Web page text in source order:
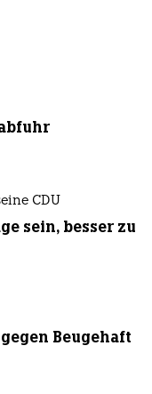
CDU
sein, besser zu
Beugehaft